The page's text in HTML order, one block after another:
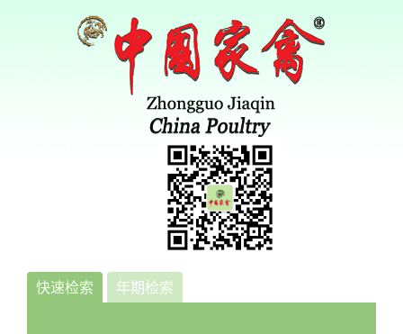
快速检索 年期检索